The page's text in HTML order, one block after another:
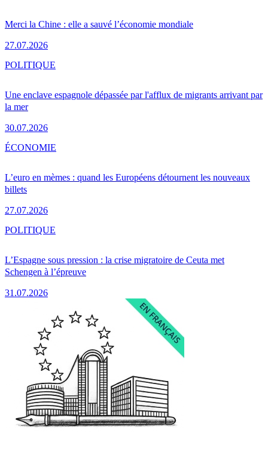
Merci la Chine : elle a sauvé l’économie mondiale
27.07.2026
Une enclave espagnole dépassée par l'afflux de migrants arrivant par
la mer
30.07.2026
POLITIQUE
L’euro en mèmes : quand les Européens détournent les nouveaux
billets
27.07.2026
ÉCONOMIE
L’Espagne sous pression : la crise migratoire de Ceuta met
Schengen à l’épreuve
31.07.2026
POLITIQUE